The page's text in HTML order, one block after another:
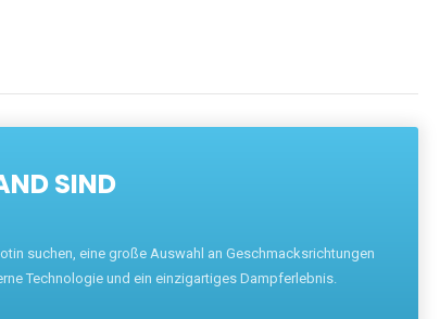
SIND
suchen, eine große Auswahl an Geschmacksrichtungen
Technologie und ein einzigartiges Dampferlebnis.